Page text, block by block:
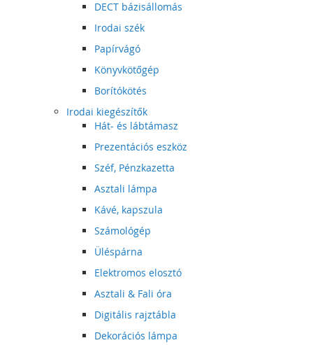
DECT bázisállomás
Irodai szék
Papírvágó
Könyvkötőgép
Borítókötés
Irodai kiegészítők
Hát- és lábtámasz
Prezentációs eszköz
Széf, Pénzkazetta
Asztali lámpa
Kávé, kapszula
Számológép
Üléspárna
Elektromos elosztó
Asztali & Fali óra
Digitális rajztábla
Dekorációs lámpa